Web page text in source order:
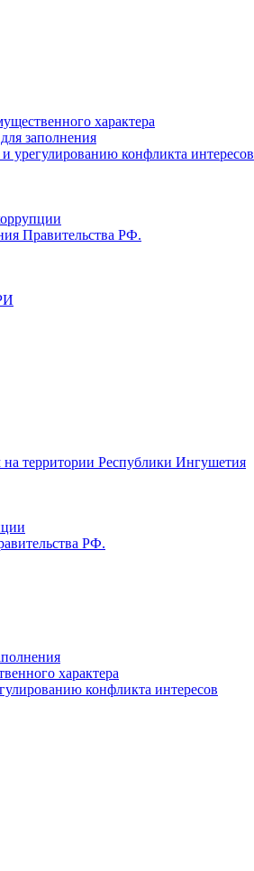
характера
заполнения
конфликта интересов
Правительства РФ.
территории Республики Ингушетия
РФ.
характера
конфликта интересов